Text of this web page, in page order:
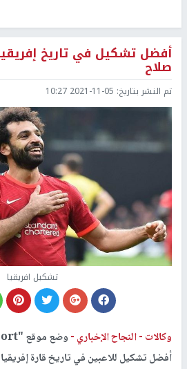
أفضل تشكيل في تاريخ
صلاح
تم النشر بتاريخ: 2021-11-05 10:27
تشكيل افريقيا
وكالات -النجاح الإخباري -